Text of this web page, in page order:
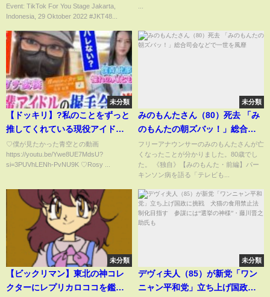
ibig Fortune Cookie [TikTok
For You Stage]
Event: TikTok For You Stage Jakarta,
Indonesia, 29 Oktober 2022 #JKT48...
未分類
【ドッキリ】?私のことをずっと
推してくれている現役アイドル
の握手会に潜入してみた??【僕
青コラボ】?️
♡僕が見たかった青空との動画
https://youtu.be/Ywe8UE7MdsU?
si=3PUVhLENh-PvNU9K ♡Rosy ...
未分類
みのもんたさん（80）死去 「み
のもんたの朝ズバッ！」総合司
会などで一世を風靡
フリーアナウンサーのみのもんたさんが亡
くなったことが分かりました。80歳でし
た。 《独自》【みのもんた・前編】パー
キンソン病を語る「テレビも...
未分類
【ビックリマン】東北の神コレ
クターにレプリカロココを鑑定
未分類
デヴィ夫人（85）が新党「ワン
ニャン平和党」立ち上げ国政に